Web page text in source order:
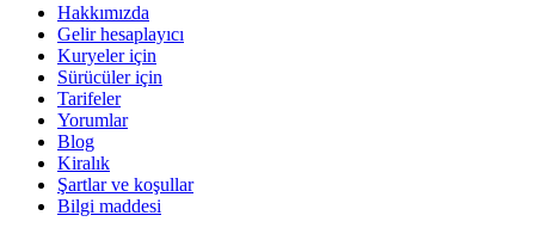
Hakkımızda
Gelir hesaplayıcı
Kuryeler için
Sürücüler için
Tarifeler
Yorumlar
Blog
Kiralık
Şartlar ve koşullar
Bilgi maddesi